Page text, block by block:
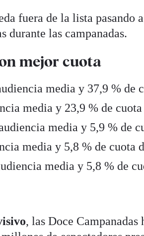
fuera de la lista pasando
durante las campanadas.
mejor cuota
media y 37,9 % de
media y 23,9 % de
media y 5,9 % de
media y 5,8 % de cuota
media y 5,8 % de
, las Doce Campanadas